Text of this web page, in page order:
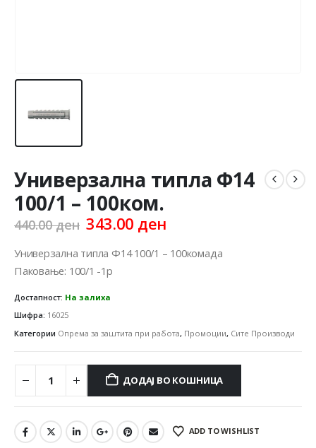
Универзална типла Ф14
100/1 – 100ком.
440.00ден Original
was:
440.00 ден.
343.00 денCurrent
is:
Универзална типла Ф14 100/1 – 100комада
Паковање: 100/1 -1p
Достапност: На залиха
Шифра: 16025
Категории Опрема за заштита при работа, Промоции, Сите Производи
ДОДАЈ ВО КОШНИЦА
ADD TO WISHLIST